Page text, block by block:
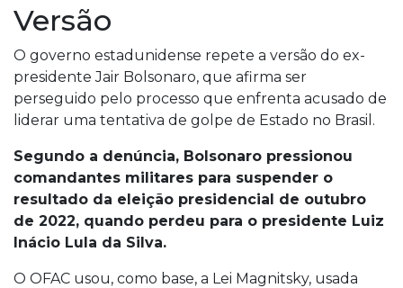
Versão
O governo estadunidense repete a versão do ex-
presidente Jair Bolsonaro, que afirma ser
perseguido pelo processo que enfrenta acusado de
liderar uma tentativa de golpe de Estado no Brasil.
Segundo a denúncia, Bolsonaro pressionou
comandantes militares para suspender o
resultado da eleição presidencial de outubro
de 2022, quando perdeu para o presidente Luiz
Inácio Lula da Silva.
O OFAC usou, como base, a Lei Magnitsky, usada